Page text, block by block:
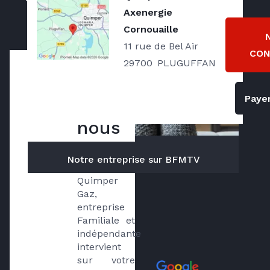
Concarneau, Fouesnant, Pleyben, Pont
l’Abbé, Quimper et toute autre commune
de la région
nous
?
Quimper
Gaz,
entreprise
Familiale et
indépendante
intervient
sur votre
Axenergie
Cornouaille
11 rue de Bel Air
29700 PLUGUFFAN
Notre entreprise sur BFMTV